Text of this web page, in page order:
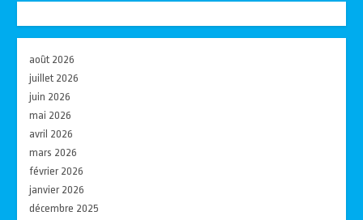
août 2026
juillet 2026
juin 2026
mai 2026
avril 2026
mars 2026
février 2026
janvier 2026
décembre 2025